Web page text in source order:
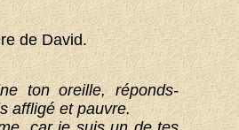
de David.
ton oreille, réponds-
affligé et pauvre.